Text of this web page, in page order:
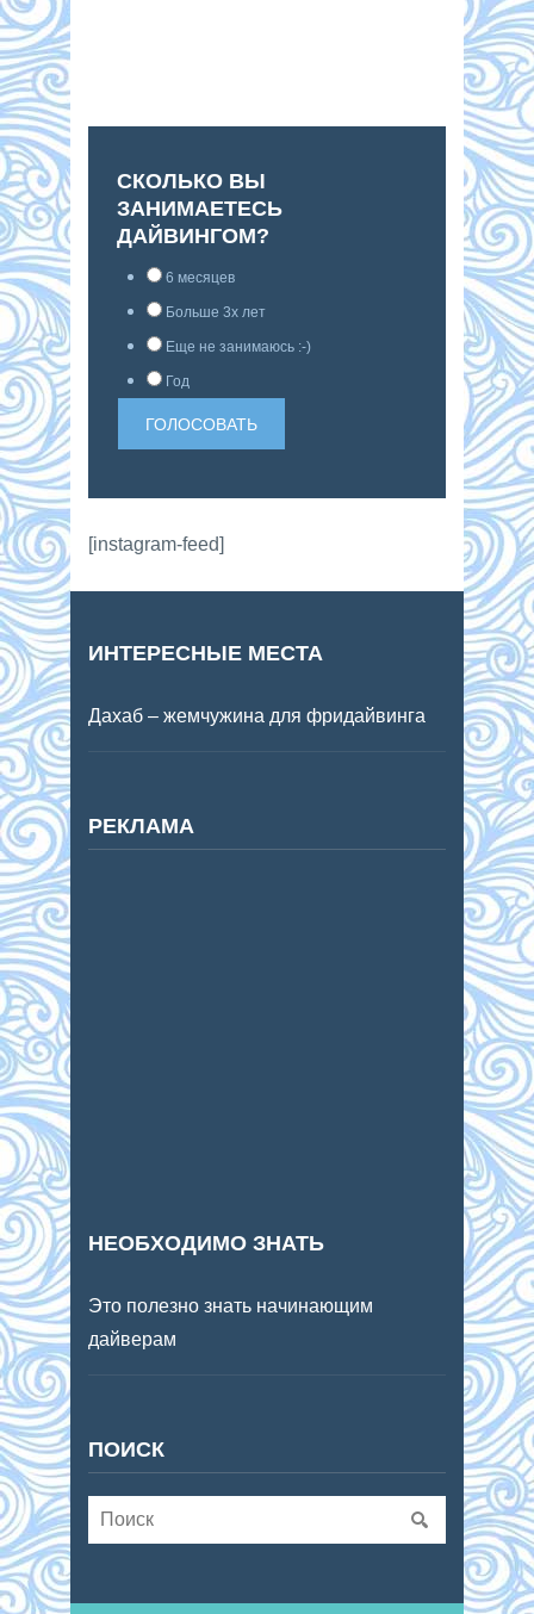
СКОЛЬКО ВЫ
ЗАНИМАЕТЕСЬ
ДАЙВИНГОМ?
6 месяцев
Больше 3х лет
Еще не занимаюсь :-)
Год
[instagram-feed]
ИНТЕРЕСНЫЕ МЕСТА
Дахаб – жемчужина для фридайвинга
РЕКЛАМА
НЕОБХОДИМО ЗНАТЬ
Это полезно знать начинающим
дайверам
ПОИСК